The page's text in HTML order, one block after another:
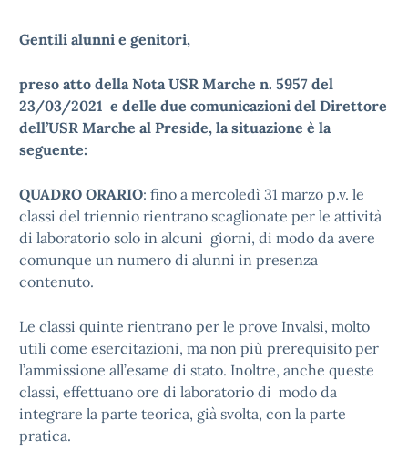
Gentili alunni e genitori,
preso atto della Nota USR Marche n. 5957 del
23/03/2021 e delle due comunicazioni del Direttore
dell’USR Marche al Preside, la situazione è la
seguente:
QUADRO ORARIO: fino a mercoledì 31 marzo p.v. le
classi del triennio rientrano scaglionate per le attività
di laboratorio solo in alcuni giorni, di modo da avere
comunque un numero di alunni in presenza
contenuto.
Le classi quinte rientrano per le prove Invalsi, molto
utili come esercitazioni, ma non più prerequisito per
l’ammissione all’esame di stato. Inoltre, anche queste
classi, effettuano ore di laboratorio di modo da
integrare la parte teorica, già svolta, con la parte
pratica.